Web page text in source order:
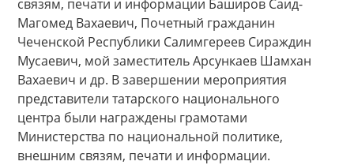
связям, печати и информации Баширов Саид-
Магомед Вахаевич, Почетный гражданин
Чеченской Республики Салимгереев Сираждин
Мусаевич, мой заместитель Арсункаев Шамхан
Вахаевич и др. В завершении мероприятия
представители татарского национального
центра были награждены грамотами
Министерства по национальной политике,
внешним связям, печати и информации.